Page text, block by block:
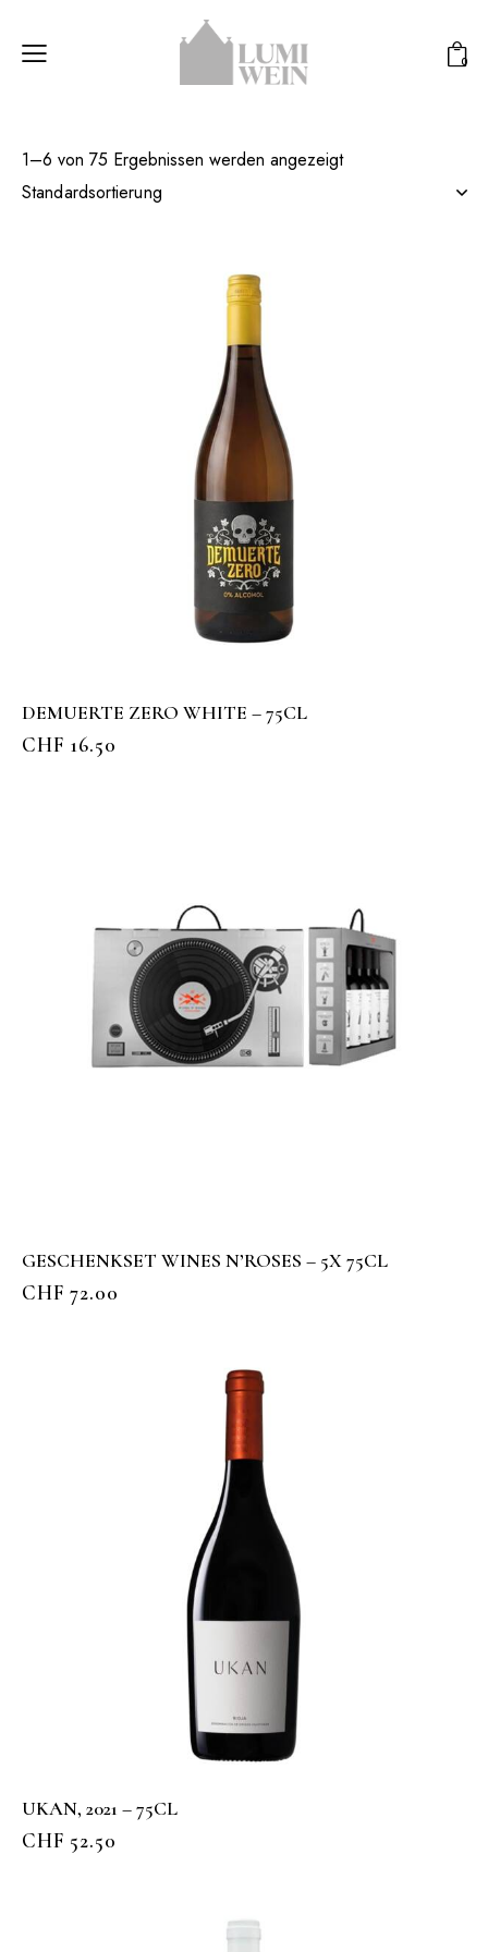
0
1–6 von 75 Ergebnissen werden angezeigt
DEMUERTE ZERO WHITE – 75CL
CHF 16.50
GESCHENKSET WINES N’ROSES – 5X 75CL
CHF 72.00
UKAN, 2021 – 75CL
CHF 52.50